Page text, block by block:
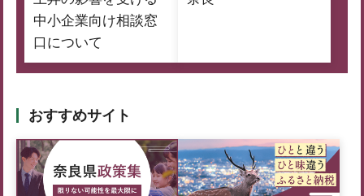
中小企業向け相談窓
口について
おすすめサイト